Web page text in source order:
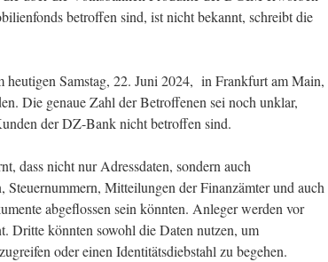
betroffen sind, ist nicht bekannt, schreibt die
heutigen Samstag, 22. Juni 2024, in Frankfurt am Main,
Die genaue Zahl der Betroffenen sei noch unklar,
der DZ-Bank nicht betroffen sind.
dass nicht nur Adressdaten, sondern auch
Steuernummern, Mitteilungen der Finanzämter und auch
abgeflossen sein könnten. Anleger werden vor
Dritte könnten sowohl die Daten nutzen, um
oder einen Identitätsdiebstahl zu begehen.